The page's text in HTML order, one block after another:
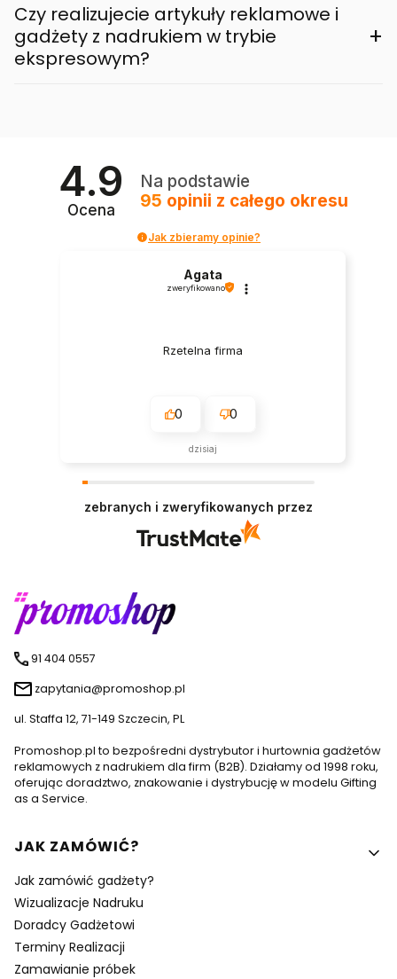
Czy realizujecie artykuły reklamowe i
gadżety z nadrukiem w trybie
ekspresowym?
+
4.9
Ocena
Na podstawie
95 opinii z całego okresu
Jak zbieramy opinie?
Agata
zweryfikowano
Rzetelna firma
0 0
dzisiaj
zebranych i zweryfikowanych przez
91 404 0557
zapytania@promoshop.pl
ul. Staffa 12, 71-149 Szczecin, PL
Promoshop.pl to bezpośredni dystrybutor i hurtownia gadżetów
reklamowych z nadrukiem dla firm (B2B). Działamy od 1998 roku,
oferując doradztwo, znakowanie i dystrybucję w modelu Gifting
as a Service.
Linki w stopce
JAK ZAMÓWIĆ?
Jak zamówić gadżety?
Wizualizacje Nadruku
Doradcy Gadżetowi
Terminy Realizacji
Zamawianie próbek